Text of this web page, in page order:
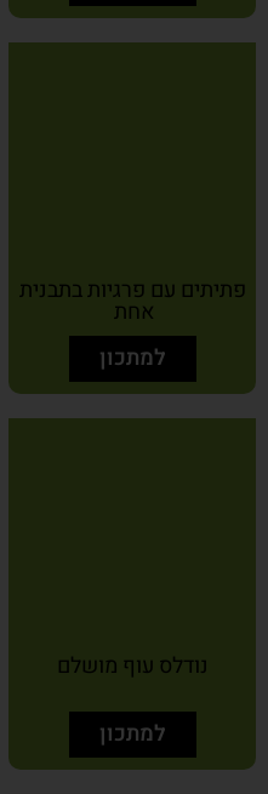
פתיתים עם פרגיות בתבנית
אחת
למתכון
נודלס עוף מושלם
למתכון